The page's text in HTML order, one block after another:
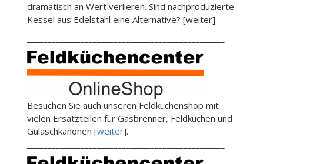
dramatisch an Wert verlieren. Sind nachproduzierte
Kessel aus Edelstahl eine Alternative? [weiter].
Besuchen Sie auch unseren Feldküchenshop mit
vielen Ersatzteilen für Gasbrenner, Feldküchen und
Gulaschkanonen [weiter].